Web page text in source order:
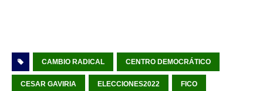
CAMBIO RADICAL CENTRO DEMOCRÁTICO
CESAR GAVIRIA ELECCIONES2022 FICO